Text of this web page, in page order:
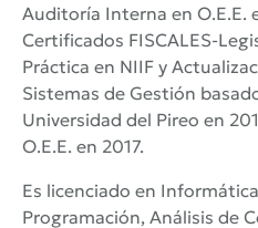
Auditoría Interna en O.E.E.
Certificados FISCALES-
Práctica en NIIF y
Sistemas de Gestión
Universidad del Pireo en
O.E.E. en 2017.
Es licenciado en
Programación, Análisis de